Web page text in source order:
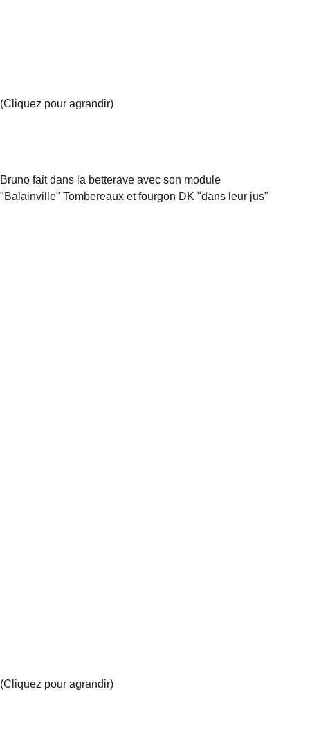
(Cliquez pour agrandir)
Bruno fait dans la betterave avec son module
"Balainville" Tombereaux et fourgon DK "dans leur jus"
(Cliquez pour agrandir)